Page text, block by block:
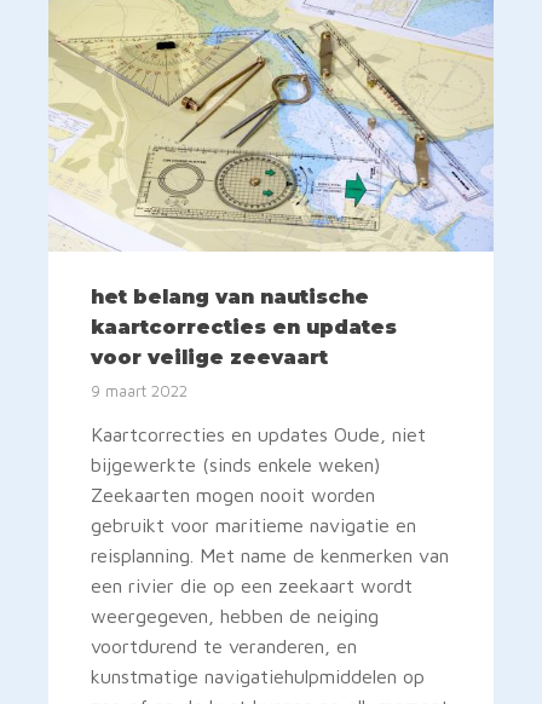
het belang van nautische
kaartcorrecties en updates
voor veilige zeevaart
9 maart 2022
Kaartcorrecties en updates Oude, niet
bijgewerkte (sinds enkele weken)
Zeekaarten mogen nooit worden
gebruikt voor maritieme navigatie en
reisplanning. Met name de kenmerken van
een rivier die op een zeekaart wordt
weergegeven, hebben de neiging
voortdurend te veranderen, en
kunstmatige navigatiehulpmiddelen op